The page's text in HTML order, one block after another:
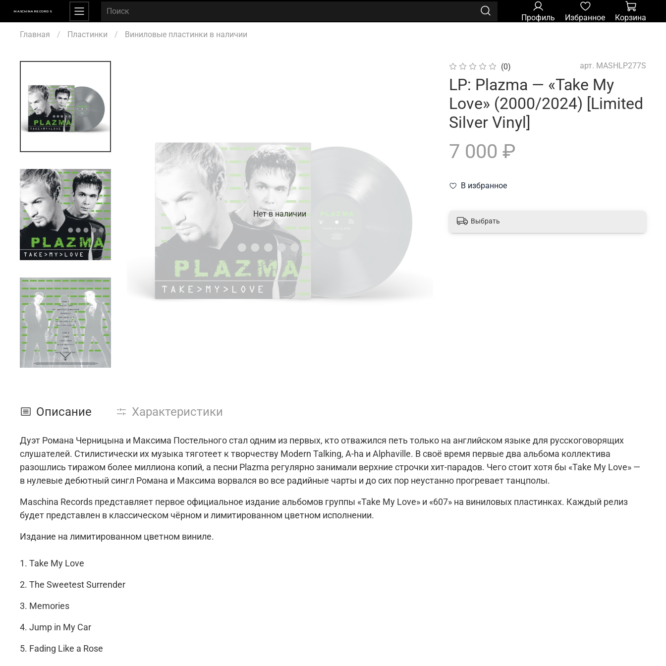
MASCHINA RECORDS
Профиль Избранное
Корзина
Главная
Пластинки Виниловые пластинки в наличии
Нет в наличии
(0) арт. MASHLP277S
LP: Plazma — «Take My
Love» (2000/2024) [Limited
Silver Vinyl]
7 000 ₽
В избранное
Выбрать
Описание Характеристики
Дуэт Романа Черницына и Максима Постельного стал одним из первых, кто отважился петь только на английском языке для русскоговорящих
слушателей. Стилистически их музыка тяготеет к творчеству Modern Talking, A-ha и Alphaville. В своё время первые два альбома коллектива
разошлись тиражом более миллиона копий, а песни Plazma регулярно занимали верхние строчки хит-парадов. Чего стоит хотя бы «Take My Love» —
в нулевые дебютный сингл Романа и Максима ворвался во все радийные чарты и до сих пор неустанно прогревает танцполы.
Maschina Records представляет первое официальное издание альбомов группы «Take My Love» и «607» на виниловых пластинках. Каждый релиз
будет представлен в классическом чёрном и лимитированном цветном исполнении.
Издание на лимитированном цветном виниле.
1. Take My Love
2. The Sweetest Surrender
3. Memories
4. Jump in My Car
5. Fading Like a Rose